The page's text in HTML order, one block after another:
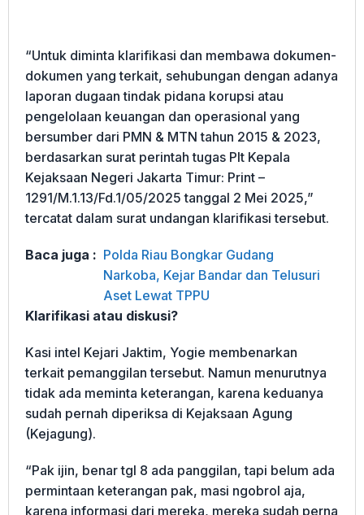
“Untuk diminta klarifikasi dan membawa dokumen-
dokumen yang terkait, sehubungan dengan adanya
laporan dugaan tindak pidana korupsi atau
pengelolaan keuangan dan operasional yang
bersumber dari PMN & MTN tahun 2015 & 2023,
berdasarkan surat perintah tugas Plt Kepala
Kejaksaan Negeri Jakarta Timur: Print –
1291/M.1.13/Fd.1/05/2025 tanggal 2 Mei 2025,”
tercatat dalam surat undangan klarifikasi tersebut.
Baca juga : Polda Riau Bongkar Gudang
Narkoba, Kejar Bandar dan Telusuri
Aset Lewat TPPU
Klarifikasi atau diskusi?
Kasi intel Kejari Jaktim, Yogie membenarkan
terkait pemanggilan tersebut. Namun menurutnya
tidak ada meminta keterangan, karena keduanya
sudah pernah diperiksa di Kejaksaan Agung
(Kejagung).
“Pak ijin, benar tgl 8 ada panggilan, tapi belum ada
permintaan keterangan pak, masi ngobrol aja,
karena informasi dari mereka, mereka sudah perna